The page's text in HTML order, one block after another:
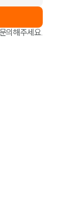
의해주세요.